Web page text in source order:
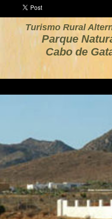
Turismo Rural
Parque
Cabo de